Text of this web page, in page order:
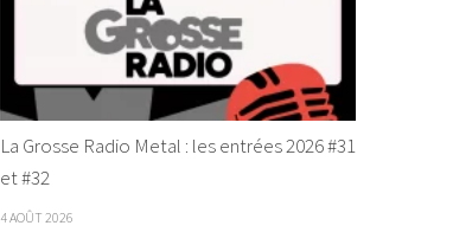
La Grosse Radio Metal : les entrées 2026 #31
et #32
4 AOÛT 2026